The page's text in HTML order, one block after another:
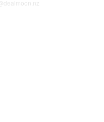
@dealmoon.nz